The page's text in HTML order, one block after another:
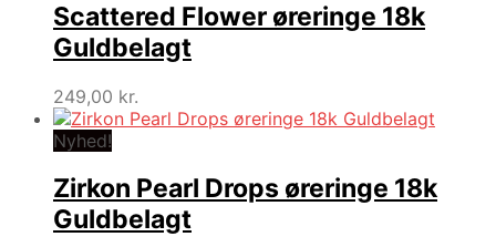
Scattered Flower øreringe 18k
Guldbelagt
249,00 kr.
Nyhed!
Zirkon Pearl Drops øreringe 18k
Guldbelagt